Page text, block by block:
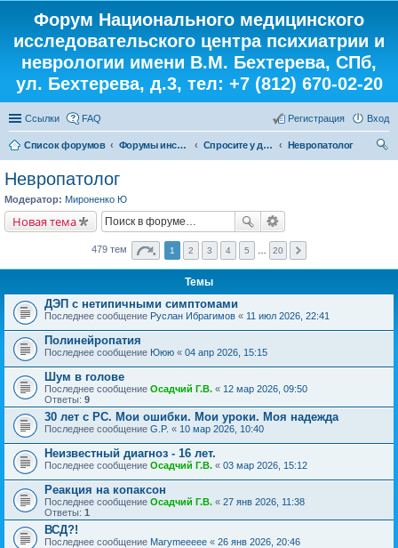
Форум Национального медицинского
исследовательского центра психиатрии и
неврологии имени В.М. Бехтерева, СПб,
ул. Бехтерева, д.3, тел: +7 (812) 670-02-20
Ссылки FAQ Вход
Регистрация
Список форумов Форумы института Спросите у доктора
Невропатолог
Невропатолог
Модератор: Мироненко Ю
Новая тема
479 тем 1 2 3 4 5 20
Темы
ДЭП с нетипичными симптомами
Последнее сообщение Руслан Ибрагимов « 11 июл 2026, 22:41
Полинейропатия
Последнее сообщение Ююю « 04 апр 2026, 15:15
Шум в голове
Последнее сообщение Осадчий Г.В. « 12 мар 2026, 09:50
Ответы: 9
30 лет с РС. Мои ошибки. Мои уроки. Моя надежда
Последнее сообщение G.P. « 10 мар 2026, 10:40
Неизвестный диагноз - 16 лет.
Последнее сообщение Осадчий Г.В. « 03 мар 2026, 15:12
Реакция на копаксон
Последнее сообщение Осадчий Г.В. « 27 янв 2026, 11:38
Ответы: 1
ВСД?!
Последнее сообщение Marymeeeee « 26 янв 2026, 20:46